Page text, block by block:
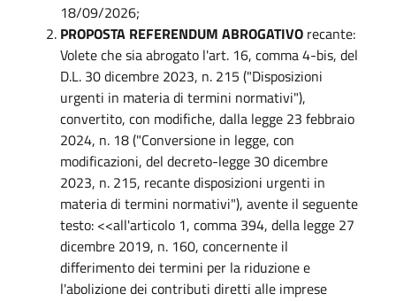
18/09/2026;
PROPOSTA REFERENDUM ABROGATIVO recante:
Volete che sia abrogato l'art. 16, comma 4-bis, del
D.L. 30 dicembre 2023, n. 215 ("Disposizioni
urgenti in materia di termini normativi"),
convertito, con modifiche, dalla legge 23 febbraio
2024, n. 18 ("Conversione in legge, con
modificazioni, del decreto-legge 30 dicembre
2023, n. 215, recante disposizioni urgenti in
materia di termini normativi"), avente il seguente
testo: <<all'articolo 1, comma 394, della legge 27
dicembre 2019, n. 160, concernente il
differimento dei termini per la riduzione e
l'abolizione dei contributi diretti alle imprese